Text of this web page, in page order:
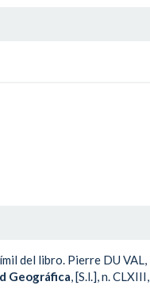
del libro. Pierre DU VAL,
Geográfica, [S.l.], n. CLXIII,